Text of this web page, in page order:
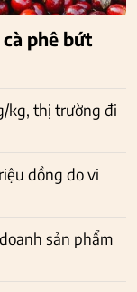
phê bứt
kg, thị trường đi
đồng do vi
sản phẩm